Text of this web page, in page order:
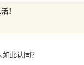
！
此认同？